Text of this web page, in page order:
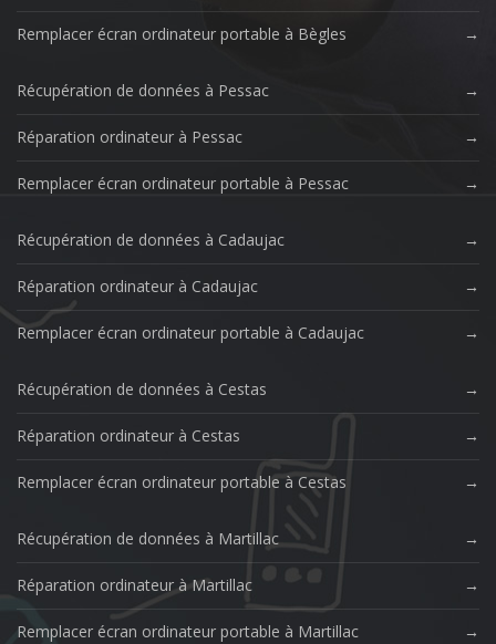
Remplacer écran ordinateur portable à Bègles
Récupération de données à Pessac
Réparation ordinateur à Pessac
Remplacer écran ordinateur portable à Pessac
Récupération de données à Cadaujac
Réparation ordinateur à Cadaujac
Remplacer écran ordinateur portable à Cadaujac
Récupération de données à Cestas
Réparation ordinateur à Cestas
Remplacer écran ordinateur portable à Cestas
Récupération de données à Martillac
Réparation ordinateur à Martillac
Remplacer écran ordinateur portable à Martillac